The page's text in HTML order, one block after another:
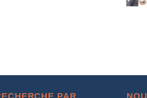
PAR